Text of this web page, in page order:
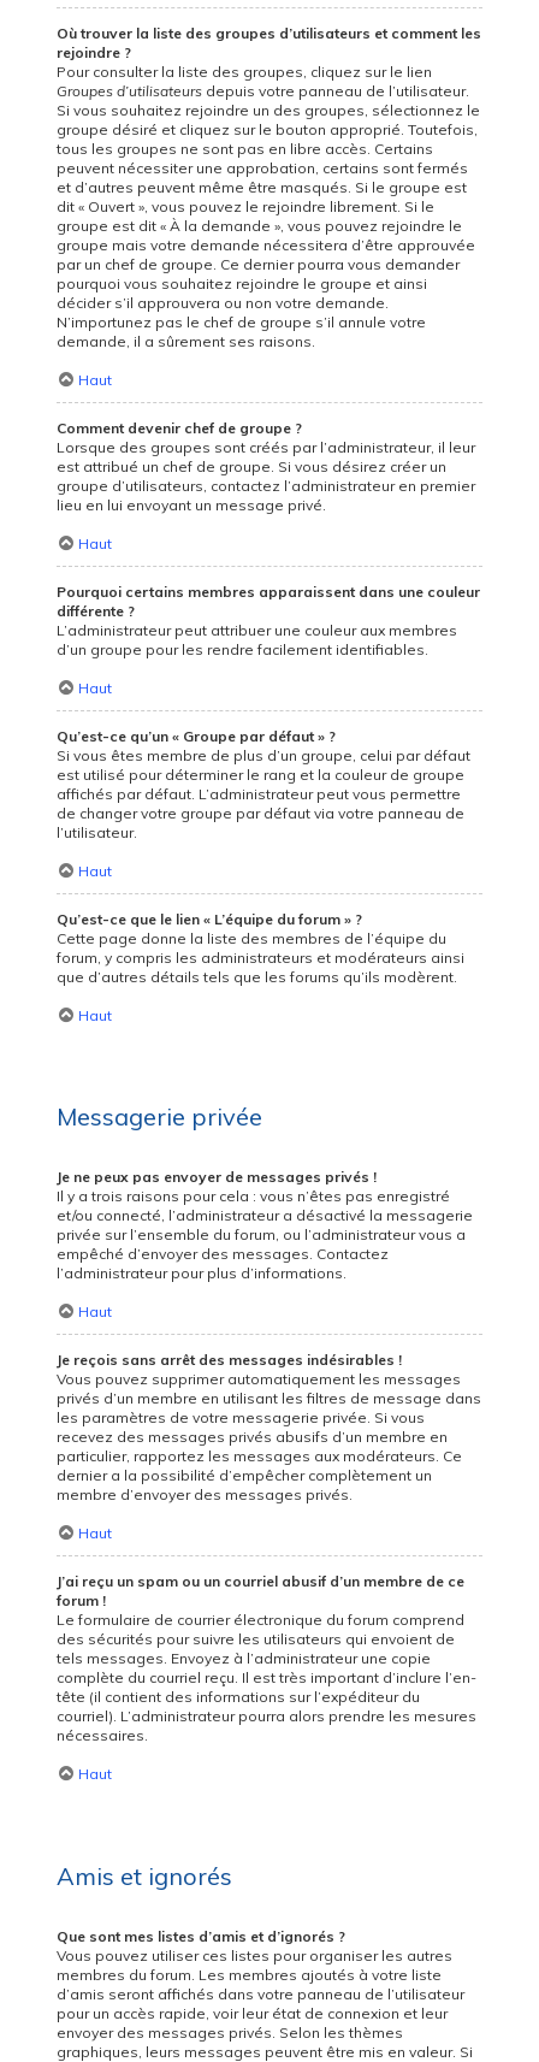
Où trouver la liste des groupes d’utilisateurs et comment les
rejoindre ?
Pour consulter la liste des groupes, cliquez sur le lien
Groupes d’utilisateurs depuis votre panneau de l’utilisateur.
Si vous souhaitez rejoindre un des groupes, sélectionnez le
groupe désiré et cliquez sur le bouton approprié. Toutefois,
tous les groupes ne sont pas en libre accès. Certains
peuvent nécessiter une approbation, certains sont fermés
et d’autres peuvent même être masqués. Si le groupe est
dit « Ouvert », vous pouvez le rejoindre librement. Si le
groupe est dit « À la demande », vous pouvez rejoindre le
groupe mais votre demande nécessitera d’être approuvée
par un chef de groupe. Ce dernier pourra vous demander
pourquoi vous souhaitez rejoindre le groupe et ainsi
décider s’il approuvera ou non votre demande.
N’importunez pas le chef de groupe s’il annule votre
demande, il a sûrement ses raisons.
Haut
Comment devenir chef de groupe ?
Lorsque des groupes sont créés par l’administrateur, il leur
est attribué un chef de groupe. Si vous désirez créer un
groupe d’utilisateurs, contactez l’administrateur en premier
lieu en lui envoyant un message privé.
Haut
Pourquoi certains membres apparaissent dans une couleur
différente ?
L’administrateur peut attribuer une couleur aux membres
d’un groupe pour les rendre facilement identifiables.
Haut
Qu’est-ce qu’un « Groupe par défaut » ?
Si vous êtes membre de plus d’un groupe, celui par défaut
est utilisé pour déterminer le rang et la couleur de groupe
affichés par défaut. L’administrateur peut vous permettre
de changer votre groupe par défaut via votre panneau de
l’utilisateur.
Haut
Qu’est-ce que le lien « L’équipe du forum » ?
Cette page donne la liste des membres de l’équipe du
forum, y compris les administrateurs et modérateurs ainsi
que d’autres détails tels que les forums qu’ils modèrent.
Haut
Messagerie privée
Je ne peux pas envoyer de messages privés !
Il y a trois raisons pour cela : vous n’êtes pas enregistré
et/ou connecté, l’administrateur a désactivé la messagerie
privée sur l’ensemble du forum, ou l’administrateur vous a
empêché d’envoyer des messages. Contactez
l’administrateur pour plus d’informations.
Haut
Je reçois sans arrêt des messages indésirables !
Vous pouvez supprimer automatiquement les messages
privés d’un membre en utilisant les filtres de message dans
les paramètres de votre messagerie privée. Si vous
recevez des messages privés abusifs d’un membre en
particulier, rapportez les messages aux modérateurs. Ce
dernier a la possibilité d’empêcher complètement un
membre d’envoyer des messages privés.
Haut
J’ai reçu un spam ou un courriel abusif d’un membre de ce
forum !
Le formulaire de courrier électronique du forum comprend
des sécurités pour suivre les utilisateurs qui envoient de
tels messages. Envoyez à l’administrateur une copie
complète du courriel reçu. Il est très important d’inclure l’en-
tête (il contient des informations sur l’expéditeur du
courriel). L’administrateur pourra alors prendre les mesures
nécessaires.
Haut
Amis et ignorés
Que sont mes listes d’amis et d’ignorés ?
Vous pouvez utiliser ces listes pour organiser les autres
membres du forum. Les membres ajoutés à votre liste
d’amis seront affichés dans votre panneau de l’utilisateur
pour un accès rapide, voir leur état de connexion et leur
envoyer des messages privés. Selon les thèmes
graphiques, leurs messages peuvent être mis en valeur. Si